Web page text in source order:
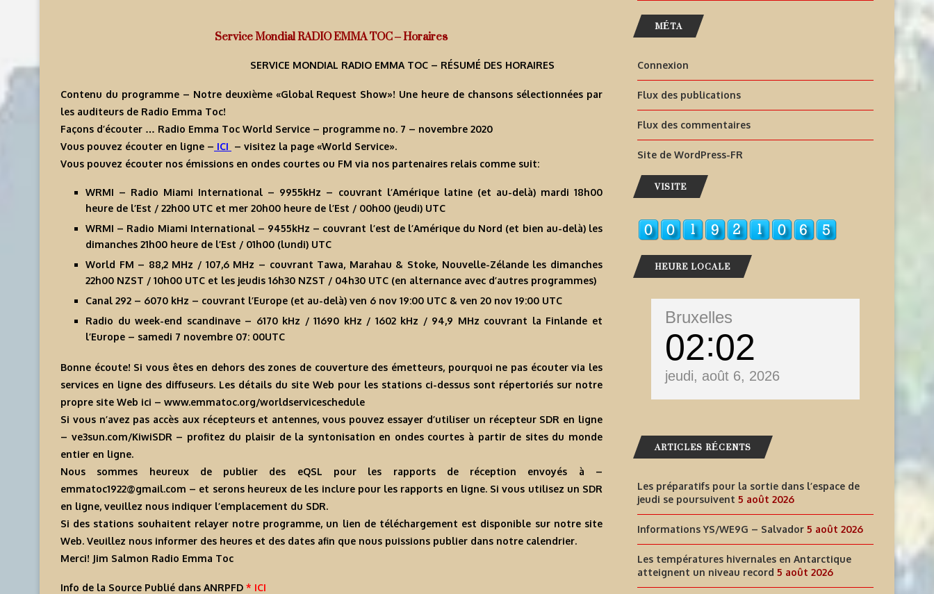
Service Mondial RADIO EMMA TOC – Horaires
SERVICE MONDIAL RADIO EMMA TOC – RÉSUMÉ DES HORAIRES
Contenu du programme – Notre deuxième «Global Request Show»! Une heure de chansons sélectionnées par
les auditeurs de Radio Emma Toc!
Façons d’écouter … Radio Emma Toc World Service – programme no. 7 – novembre 2020
Vous pouvez écouter en ligne – ICI – visitez la page «World Service».
Vous pouvez écouter nos émissions en ondes courtes ou FM via nos partenaires relais comme suit:
WRMI – Radio Miami International – 9955kHz – couvrant l’Amérique latine (et au-delà) mardi 18h00
heure de l’Est / 22h00 UTC et mer 20h00 heure de l’Est / 00h00 (jeudi) UTC
WRMI – Radio Miami International – 9455kHz – couvrant l’est de l’Amérique du Nord (et bien au-delà) les
dimanches 21h00 heure de l’Est / 01h00 (lundi) UTC
World FM – 88,2 MHz / 107,6 MHz – couvrant Tawa, Marahau & Stoke, Nouvelle-Zélande les dimanches
22h00 NZST / 10h00 UTC et les jeudis 16h30 NZST / 04h30 UTC (en alternance avec d’autres programmes)
Canal 292 – 6070 kHz – couvrant l’Europe (et au-delà) ven 6 nov 19:00 UTC & ven 20 nov 19:00 UTC
Radio du week-end scandinave – 6170 kHz / 11690 kHz / 1602 kHz / 94,9 MHz couvrant la Finlande et
l’Europe – samedi 7 novembre 07: 00UTC
Bonne écoute! Si vous êtes en dehors des zones de couverture des émetteurs, pourquoi ne pas écouter via les
services en ligne des diffuseurs. Les détails du site Web pour les stations ci-dessus sont répertoriés sur notre
propre site Web ici – www.emmatoc.org/worldserviceschedule
Si vous n’avez pas accès aux récepteurs et antennes, vous pouvez essayer d’utiliser un récepteur SDR en ligne
– ve3sun.com/KiwiSDR – profitez du plaisir de la syntonisation en ondes courtes à partir de sites du monde
entier en ligne.
Nous sommes heureux de publier des eQSL pour les rapports de réception envoyés à –
emmatoc1922@gmail.com – et serons heureux de les inclure pour les rapports en ligne. Si vous utilisez un SDR
en ligne, veuillez nous indiquer l’emplacement du SDR.
Si des stations souhaitent relayer notre programme, un lien de téléchargement est disponible sur notre site
Web. Veuillez nous informer des heures et des dates afin que nous puissions publier dans notre calendrier.
Merci! Jim Salmon Radio Emma Toc
Info de la Source Publié dans ANRPFD * ICI
MÉTA
Connexion
Flux des publications
Flux des commentaires
Site de WordPress-FR
VISITE
HEURE LOCALE
Bruxelles
02 02
jeudi, août 6, 2026
ARTICLES RÉCENTS
Les préparatifs pour la sortie dans l’espace de
jeudi se poursuivent 5 août 2026
Informations YS/WE9G – Salvador 5 août 2026
Les températures hivernales en Antarctique
atteignent un niveau record 5 août 2026